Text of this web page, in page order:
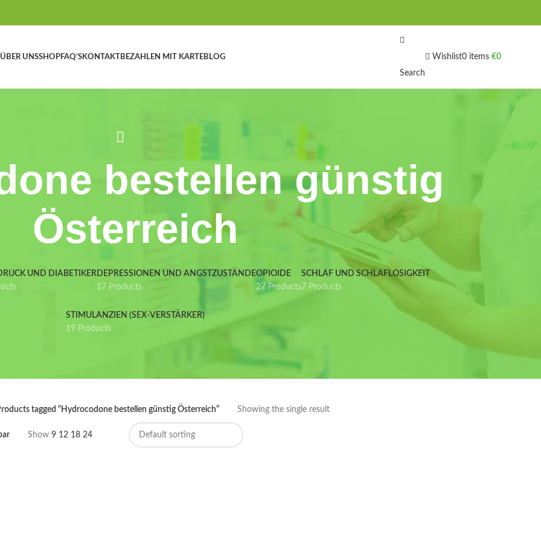
ÜBER UNSSHOPFAQ’SKONTAKTBEZAHLEN MIT KARTEBLOG
Search
Wishlist0 items €0
bestellen günstig
Österreich
UND DIABETIKERDEPRESSIONEN UND ANGSTZUSTÄNDE
17 Products
OPIOIDE
27 Products
SCHLAF UND SCHLAFLOSIGKEIT
7 Products
STIMULANZIEN (SEX-VERSTÄRKER)
19 Products
tagged “Hydrocodone bestellen günstig Österreich” Showing the single result
Show 9 12 18 24